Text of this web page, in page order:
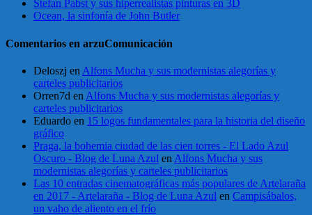
Stefan Pabst y sus hiperrealistas pinturas en 3D
Ocean, la sinfonía de John Butler
Comentarios en arzuComunicación
Deloszj en Alfons Mucha y sus modernistas alegorías y
carteles publicitarios
Orren7d en Alfons Mucha y sus modernistas alegorías y
carteles publicitarios
Eduardo en 15 logos fundamentales para la historia del diseño
gráfico
Praga, la bohemia ciudad de las cien torres - El Lado Azul
Oscuro - Blog de Luna Azul en Alfons Mucha y sus
modernistas alegorías y carteles publicitarios
Las 10 entradas cinematográficas más populares de Artelaraña
en 2017 - Artelaraña - Blog de Luna Azul en Campisábalos,
un vaho de aliento en el frío